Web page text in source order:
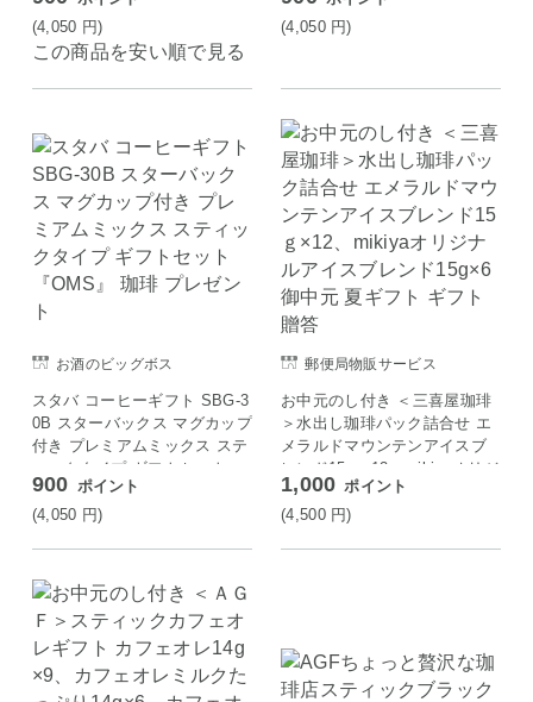
(4,050 円)
この商品を安い順で見る
(4,050 円)
お酒のビッグボス
スタバ コーヒーギフト SBG-3
0B スターバックス マグカップ
付き プレミアムミックス ステ
ィックタイプ ギフトセット
『OMS』 珈琲 プレゼント
900 ポイント
(4,050 円)
郵便局物販サービス
お中元のし付き ＜三喜屋珈琲
＞水出し珈琲パック詰合せ エ
メラルドマウンテンアイスブ
レンド15ｇ×12、mikiyaオリジ
ナルアイスブレンド15g×6 御
中元 夏ギフト ギフト 贈答
1,000 ポイント
(4,500 円)